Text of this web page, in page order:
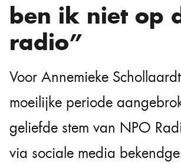
ben ik niet op
radio”
Voor Annemieke
moeilijke periode
geliefde stem van NPO
via sociale media